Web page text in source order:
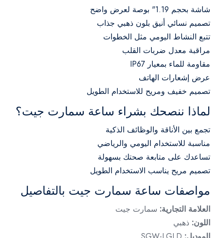
شاشة بحجم 1.19" بوصة لعرض واضح
تصميم نسائي أنيق بلون ذهبي جذاب
تتبع النشاط اليومي مثل الخطوات
مراقبة معدل ضربات القلب
مقاومة للماء بمعيار IP67
عرض إشعارات الهاتف
تصميم خفيف ومريح للاستخدام الطويل
لماذا ننصحك بشراء ساعة سمارت جيت؟
تجمع بين الأناقة والوظائف الذكية
مناسبة للاستخدام اليومي والرياضي
تساعدك على متابعة صحتك بسهولة
تصميم مريح يناسب الاستخدام الطويل
مواصفات ساعة سمارت جيت بالتفاصيل
العلامة التجارية: سمارت جيت
اللون: ذهبي